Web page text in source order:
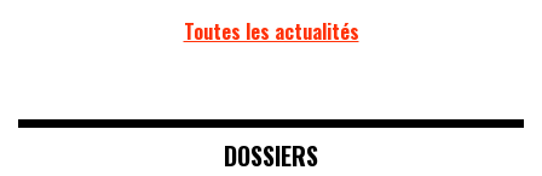
Toutes les actualités
DOSSIERS